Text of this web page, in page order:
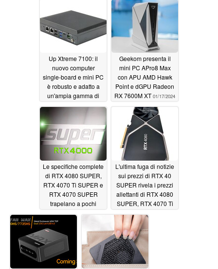
Up Xtreme 7100: il
nuovo computer
single-board e mini PC
è robusto e adatto a
un'ampia gamma di
01/18/2024
Geekom presenta il
mini PC APro8 Max
con APU AMD Hawk
Point e dGPU Radeon
RX 7600M XT01/17/2024
Le specifiche complete
di RTX 4080 SUPER,
RTX 4070 Ti SUPER e
RTX 4070 SUPER
trapelano a pochi
ufficiale
L'ultima fuga di notizie
sui prezzi di RTX 40
SUPER rivela i prezzi
allettanti di RTX 4080
SUPER, RTX 4070 Ti
SUPER